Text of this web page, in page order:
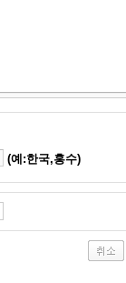
(예:한국,홍수)